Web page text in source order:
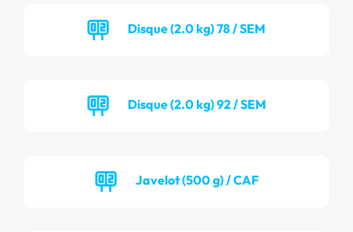
Disque (2.0 kg) 78 / SEM
Disque (2.0 kg) 92 / SEM
Javelot (500 g) / CAF